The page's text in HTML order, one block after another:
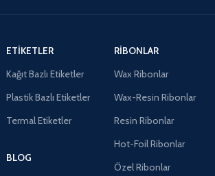
ETIKETLER
Kağıt Bazlı Etiketler
Plastik Bazlı Etiketler
Termal Etiketler
BLOG
RIBONLAR
Wax Ribonlar
Wax-Resin Ribonlar
Resin Ribonlar
Hot-Foil Ribonlar
Özel Ribonlar